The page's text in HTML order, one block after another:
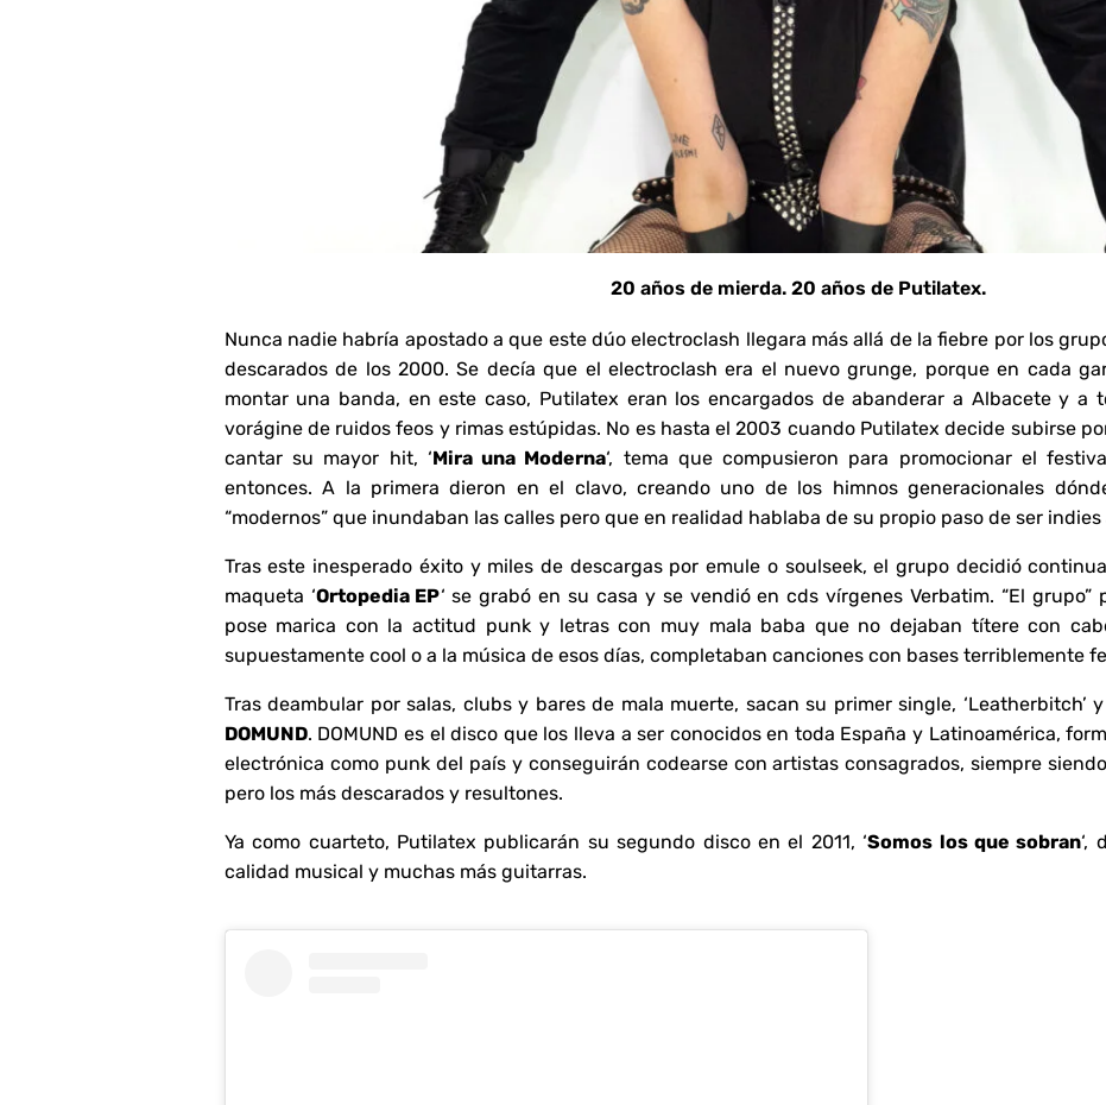
20 años de mierda. 20 años de Putilatex.
Nunca nadie habría apostado a que este dúo electroclash llegara más allá de la fiebre por los
descarados de los 2000. Se decía que el electroclash era el nuevo grunge, porque en cada
montar una banda, en este caso, Putilatex eran los encargados de abanderar a Albacete y a
vorágine de ruidos feos y rimas estúpidas. No es hasta el 2003 cuando Putilatex decide subirse
cantar su mayor hit, ‘Mira una Moderna‘, tema que compusieron para promocionar el
entonces. A la primera dieron en el clavo, creando uno de los himnos generacionales
“modernos” que inundaban las calles pero que en realidad hablaba de su propio paso de ser
Tras este inesperado éxito y miles de descargas por emule o soulseek, el grupo decidió
maqueta ‘Ortopedia EP‘ se grabó en su casa y se vendió en cds vírgenes Verbatim. “El
pose marica con la actitud punk y letras con muy mala baba que no dejaban títere con
supuestamente cool o a la música de esos días, completaban canciones con bases terriblemente
Tras deambular por salas, clubs y bares de mala muerte, sacan su primer single, ‘Leatherbitch’
DOMUND. DOMUND es el disco que los lleva a ser conocidos en toda España y Latinoamérica,
electrónica como punk del país y conseguirán codearse con artistas consagrados, siempre
pero los más descarados y resultones.
Ya como cuarteto, Putilatex publicarán su segundo disco en el 2011, ‘Somos los quesobran‘,
calidad musical y muchas más guitarras.